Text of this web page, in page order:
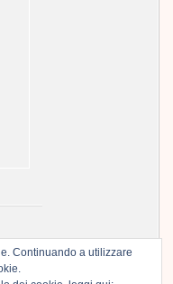
Continuando a utilizzare